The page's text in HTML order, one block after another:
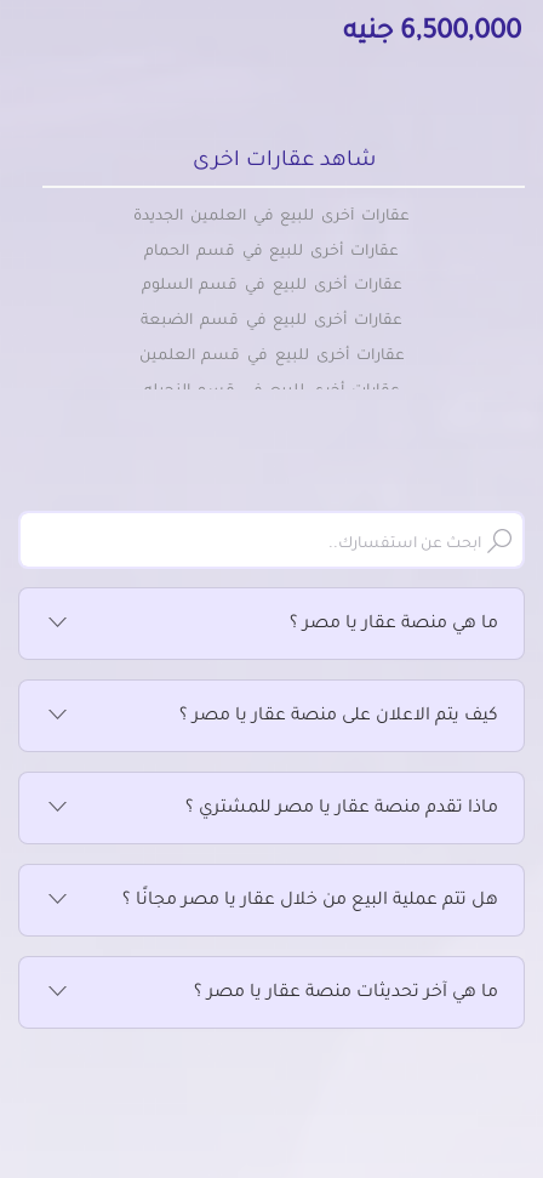
6,500,000 جنيه
شاهد عقارات اخرى
عقارات أخرى للبيع في العلمين الجديدة
عقارات أخرى للبيع في قسم الحمام
عقارات أخرى للبيع في قسم السلوم
عقارات أخرى للبيع في قسم الضبعة
عقارات أخرى للبيع في قسم العلمين
عقارات أخرى للبيع في قسم النجيله
ما هي منصة عقار يا مصر ؟
كيف يتم الاعلان على منصة عقار يا مصر ؟
ماذا تقدم منصة عقار يا مصر للمشتري ؟
هل تتم عملية البيع من خلال عقار يا مصر مجانًا ؟
ما هي آخر تحديثات منصة عقار يا مصر ؟